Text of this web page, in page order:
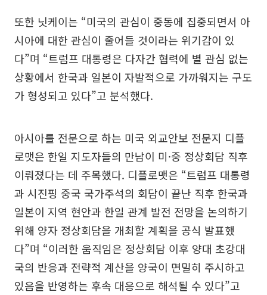
또한 닛케이는 “미국의 관심이 중동에 집중되면서 아
시아에 대한 관심이 줄어들 것이라는 위기감이 있
다”며 “트럼프 대통령은 다자간 협력에 별 관심 없는
상황에서 한국과 일본이 자발적으로 가까워지는 구도
가 형성되고 있다”고 분석했다.
아시아를 전문으로 하는 미국 외교안보 전문지 디플
로맷은 한일 지도자들의 만남이 미·중 정상회담 직후
이뤄졌다는 데 주목했다. 디플로맷은 “트럼프 대통령
과 시진핑 중국 국가주석의 회담이 끝난 직후 한국과
일본이 지역 현안과 한일 관계 발전 전망을 논의하기
위해 양자 정상회담을 개최할 계획을 공식 발표했
다”며 “이러한 움직임은 정상회담 이후 양대 초강대
국의 반응과 전략적 계산을 양국이 면밀히 주시하고
있음을 반영하는 후속 대응으로 해석될 수 있다”고